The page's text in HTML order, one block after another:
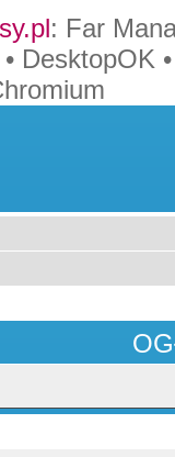
: Far
• DesktopOK